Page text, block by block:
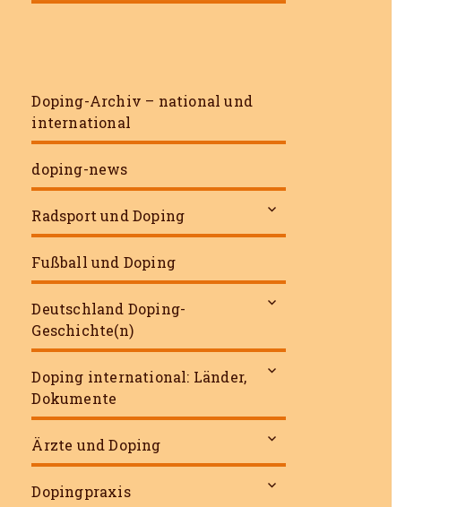
Doping-Archiv – national und
international
doping-news
Radsport und Doping
untermenü
Fußball und Doping
Deutschland Doping-
Geschichte(n)
untermenü
Doping international: Länder,
Dokumente
untermenü
Ärzte und Doping
untermenü
Dopingpraxis
untermenü